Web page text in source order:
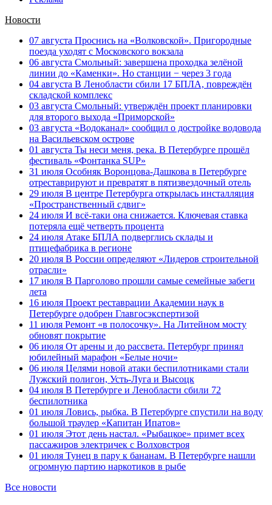
Новости
07 августа Проснись на «Волковской». Пригородные
поезда уходят с Московского вокзала
06 августа Смольный: завершена проходка зелёной
линии до «Каменки». Но станции − через 3 года
04 августа В Ленобласти сбили 17 БПЛА, повреждён
складской комплекс
03 августа Смольный: утверждён проект планировки
для второго выхода «Приморской»
03 августа «Водоканал» сообщил о достройке водовода
на Васильевском острове
01 августа Ты неси меня, река. В Петербурге прошёл
фестиваль «Фонтанка SUP»
31 июля Особняк Воронцова-Дашкова в Петербурге
отреставрируют и превратят в пятизвездочный отель
29 июля В центре Петербурга открылась инсталляция
«Пространственный сдвиг»
24 июля И всё-таки она снижается. Ключевая ставка
потеряла ещё четверть процента
24 июля Атаке БПЛА подверглись склады и
птицефабрика в регионе
20 июля В России определяют «Лидеров строительной
отрасли»
17 июля В Парголово прошли самые семейные забеги
лета
16 июля Проект реставрации Академии наук в
Петербурге одобрен Главгосэкспертизой
11 июля Ремонт «в полосочку». На Литейном мосту
обновят покрытие
06 июля От арены и до рассвета. Петербург принял
юбилейный марафон «Белые ночи»
06 июля Целями новой атаки беспилотниками стали
Лужский полигон, Усть-Луга и Высоцк
04 июля В Петербурге и Ленобласти сбили 72
беспилотника
01 июля Ловись, рыбка. В Петербурге спустили на воду
большой траулер «Капитан Ипатов»
01 июля Этот день настал. «Рыбацкое» примет всех
пассажиров электричек с Волховстроя
01 июля Тунец в пару к бананам. В Петербурге нашли
огромную партию наркотиков в рыбе
Все новости